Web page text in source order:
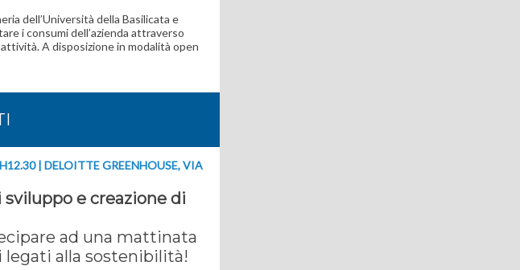
dell’Università della Basilicata e
i consumi dell’azienda attraverso
A disposizione in modalità open
| DELOITTE GREENHOUSE, VIA
e creazione di
ad una mattinata
alla sostenibilità!